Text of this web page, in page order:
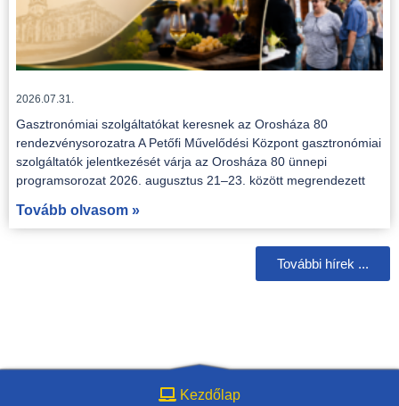
2026.07.31.
Gasztronómiai szolgáltatókat keresnek az Orosháza 80
rendezvénysorozatra A Petőfi Művelődési Központ gasztronómiai
szolgáltatók jelentkezését várja az Orosháza 80 ünnepi
programsorozat 2026. augusztus 21–23. között megrendezett
Tovább olvasom »
További hírek ...
Kezdőlap